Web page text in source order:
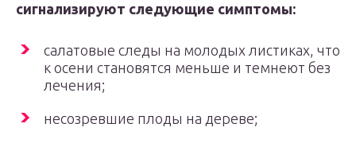
сигнализируют следующие симптомы:
салатовые следы на молодых листиках, что
к осени становятся меньше и темнеют без
лечения;
несозревшие плоды на дереве;